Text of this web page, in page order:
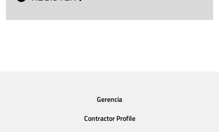
Gerencia
Contractor Profile